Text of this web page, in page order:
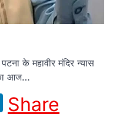
के महावीर मंदिर न्यास
आज…
LinkedIn
Share